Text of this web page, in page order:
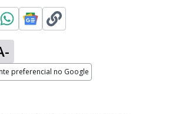
preferencial no Google